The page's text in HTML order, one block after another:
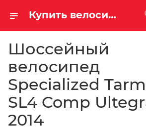
Купить велосипед для шоссе Specialized Tarmac SL4 Comp Ultegra 2014 на за 205370.00000000 рублей в Саратове и Энгельсе
Шоссейный
велосипед
Specialized
SL4 Comp
2014